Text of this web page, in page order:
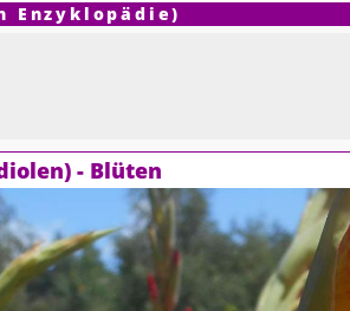
Enzyklopädie)
- Blüten